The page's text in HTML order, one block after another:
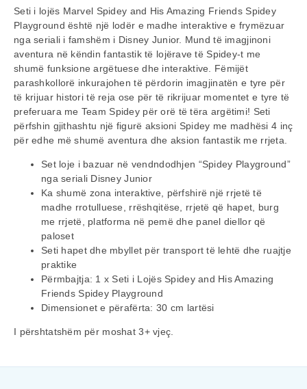
Seti i lojës Marvel Spidey and His Amazing Friends Spidey
Playground është një lodër e madhe interaktive e frymëzuar
nga seriali i famshëm i Disney Junior. Mund të imagjinoni
aventura në këndin fantastik të lojërave të Spidey-t me
shumë funksione argëtuese dhe interaktive. Fëmijët
parashkollorë inkurajohen të përdorin imagjinatën e tyre për
të krijuar histori të reja ose për të rikrijuar momentet e tyre të
preferuara me Team Spidey për orë të tëra argëtimi! Seti
përfshin gjithashtu një figurë aksioni Spidey me madhësi 4 inç
për edhe më shumë aventura dhe aksion fantastik me rrjeta.
Set loje i bazuar në vendndodhjen “Spidey Playground”
nga seriali Disney Junior
Ka shumë zona interaktive, përfshirë një rrjetë të
madhe rrotulluese, rrëshqitëse, rrjetë që hapet, burg
me rrjetë, platforma në pemë dhe panel diellor që
paloset
Seti hapet dhe mbyllet për transport të lehtë dhe ruajtje
praktike
Përmbajtja: 1 x Seti i Lojës Spidey and His Amazing
Friends Spidey Playground
Dimensionet e përafërta: 30 cm lartësi
I përshtatshëm për moshat 3+ vjeç.